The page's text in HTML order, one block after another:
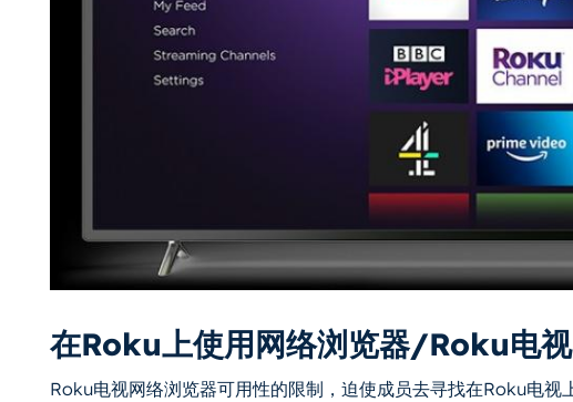
在Roku上使用网络浏览器/Roku电
Roku电视网络浏览器可用性的限制，迫使成员去寻找在Roku电视